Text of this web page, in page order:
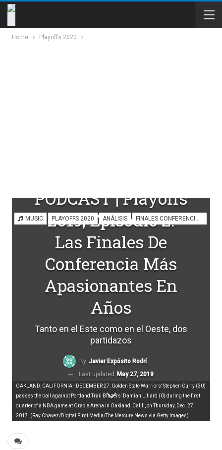
Home Playoffs 2020
MUSIC PLAYOFFS 2020 ANÁLISIS FINALES CONFERENCIA ESTE
PODCAST | Playoffs
2019, Episodio 2:
Las Finales De
Conferencia Más
Apasionantes En
Años
Tanto en el Este como en el Oeste, dos
partidazos
By Javier Expósito Rodríguez
Last updated
May 27, 2019
OAKLAND, CALIFORNIA - DECEMBER 27: Golden State Warriors' Stephen Curry (30)
passes the ball against Portland Trail Blazers' Damian Lillard (0) during the first
quarter of a NBA game at Oracle Arena in Oakland, Calif., on Thursday, Dec. 27,
2017. (Ray Chavez/Digital First Media/The Mercury News via Getty Images)